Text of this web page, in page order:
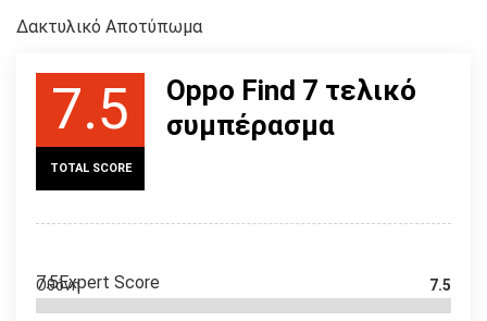
Δακτυλικό Αποτύπωμα
7.5
TOTAL SCORE
Oppo Find 7 τελικό
συμπέρασμα
7.5Expert Score
Οθόνη 7.5